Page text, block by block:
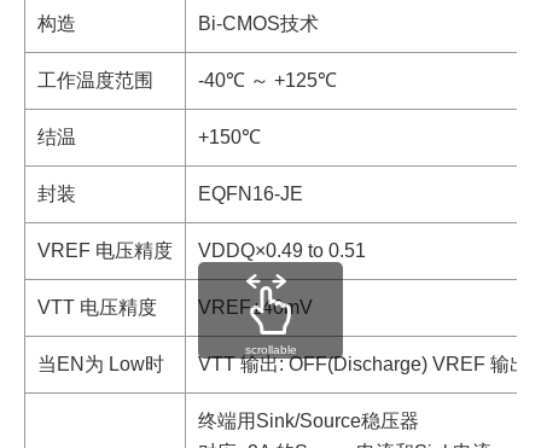
构造 Bi-CMOS技术
工作温度范围 -40℃ ～ +125℃
结温 +150℃
封装 EQFN16-JE
VREF 电压精度 VDDQ×0.49 to 0.51
VTT 电压精度 VREF±40mV
当EN为 Low时 VTT 输出: OFF(Discharge) VREF 输出:
终端用Sink/Source稳压器
scrollable